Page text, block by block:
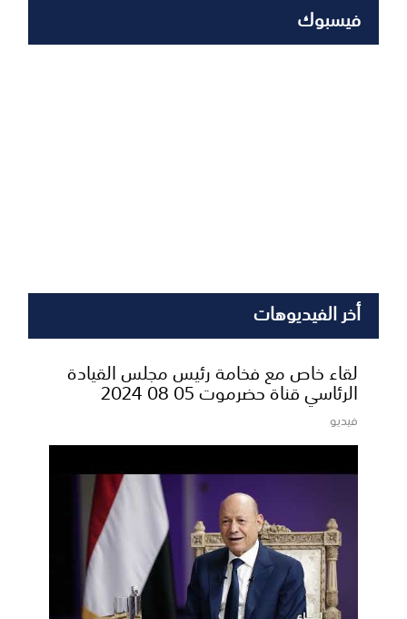
فيسبوك
أخر الفيديوهات
لقاء خاص مع فخامة رئيس مجلس القيادة
الرئاسي قناة حضرموت 05 08 2024
فيديو